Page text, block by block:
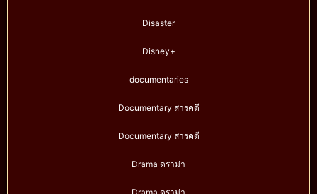
Disaster
Disney+
documentaries
Documentary สารคดี
Documentary สารคดี
Drama ดราม่า